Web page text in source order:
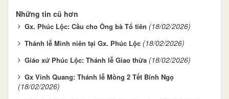
Những tin cũ hơn
Gx. Phúc Lộc: Cầu cho Ông bà Tổ tiên (18/02/2026)
Thánh lễ Minh niên tại Gx. Phúc Lộc (18/02/2026)
Giáo xứ Phúc Lộc: Thánh lễ Giao thừa (18/02/2026)
Gx Vinh Quang: Thánh lễ Mồng 2 Tết Bính Ngọ
(18/02/2026)